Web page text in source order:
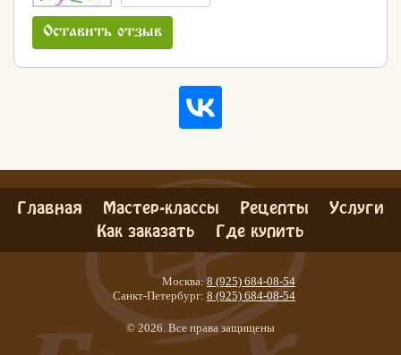
Хлеб
Оставить отзыв
Главная Мастер-классы Рецепты Услуги
Как заказать Где купить
Москва: 8 (925) 684-08-54
Санкт-Петербург: 8 (925) 684-08-54
© 2026. Все права защищены